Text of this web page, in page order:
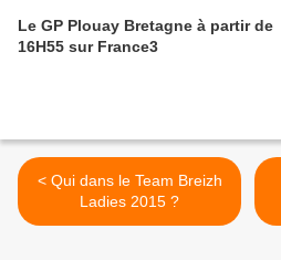
Le GP Plouay Bretagne à partir de
16H55 sur France3
< Qui dans le Team Breizh
Ladies 2015 ?